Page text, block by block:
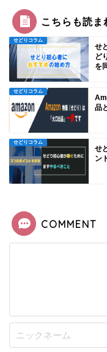
こちらも読ま
せどりコラム
せ
ど
を
せどりコラム
品
せどりコラム
せ
ン
COMMENT